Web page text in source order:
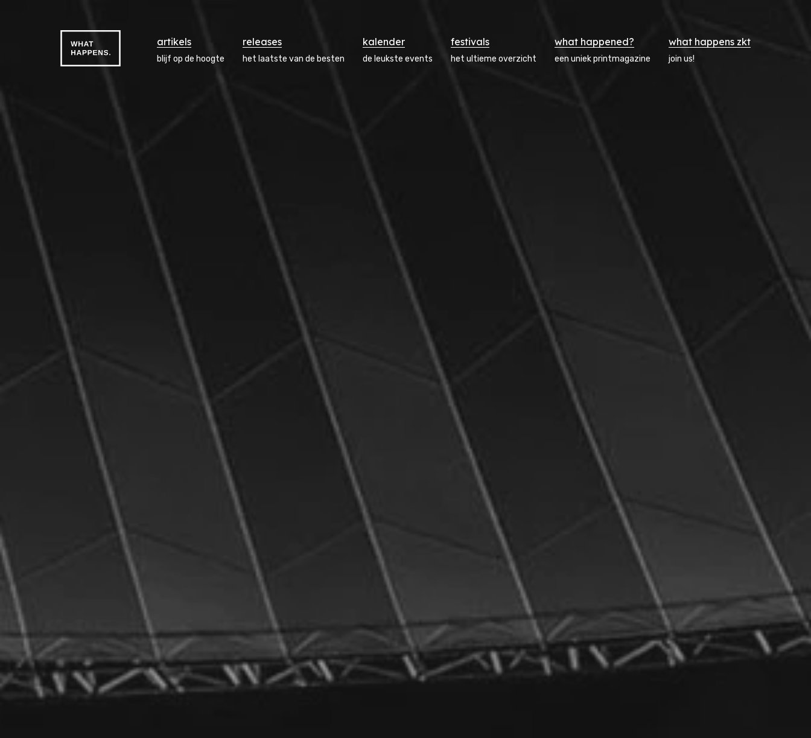
artikels
blijf op de hoogte
releases
het laatste van de besten
kalender
de leukste events
festivals
het ultieme overzicht
what happened?
een uniek printmagazine
what happens zkt
join us!